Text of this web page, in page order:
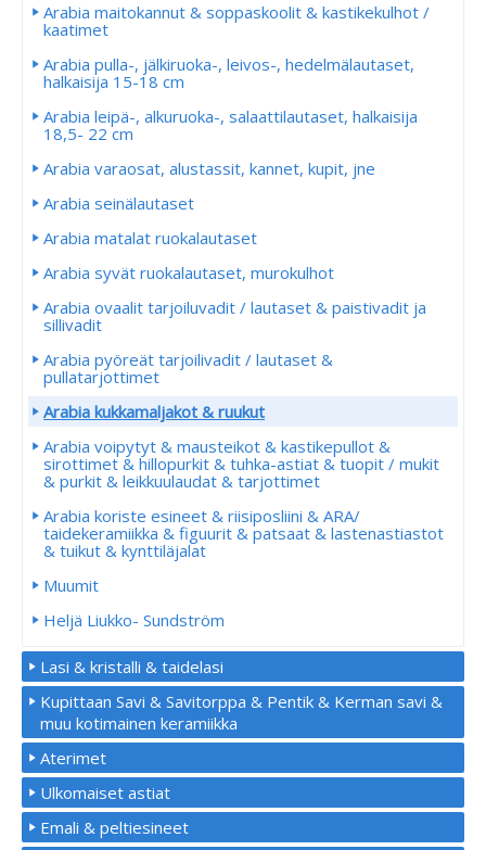
Arabia maitokannut & soppaskoolit & kastikekulhot /
kaatimet
Arabia pulla-, jälkiruoka-, leivos-, hedelmälautaset,
halkaisija 15-18 cm
Arabia leipä-, alkuruoka-, salaattilautaset, halkaisija
18,5- 22 cm
Arabia varaosat, alustassit, kannet, kupit, jne
Arabia seinälautaset
Arabia matalat ruokalautaset
Arabia syvät ruokalautaset, murokulhot
Arabia ovaalit tarjoiluvadit / lautaset & paistivadit ja
sillivadit
Arabia pyöreät tarjoilivadit / lautaset &
pullatarjottimet
Arabia kukkamaljakot & ruukut
Arabia voipytyt & mausteikot & kastikepullot &
sirottimet & hillopurkit & tuhka-astiat & tuopit / mukit
& purkit & leikkuulaudat & tarjottimet
Arabia koriste esineet & riisiposliini & ARA/
taidekeramiikka & figuurit & patsaat & lastenastiastot
& tuikut & kynttiläjalat
Muumit
Heljä Liukko- Sundström
Lasi & kristalli & taidelasi
Kupittaan Savi & Savitorppa & Pentik & Kerman savi &
muu kotimainen keramiikka
Aterimet
Ulkomaiset astiat
Emali & peltiesineet